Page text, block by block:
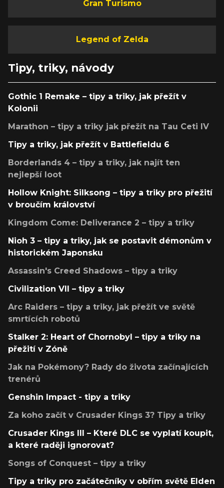
Gran Turismo
Legend of Zelda
Tipy, triky, návody
Gothic 1 Remake – tipy a triky, jak přežít v
Kolonii
Marathon – tipy a triky jak přežít na Tau Ceti IV
Tipy a triky, jak přežít v Battlefieldu 6
Borderlands 4 – tipy a triky, jak najít ten
nejlepší loot
Hollow Knight: Silksong – tipy a triky pro přežití
v broučím království
Kingdom Come: Deliverance 2 – tipy a triky
Nioh 3 – tipy a triky, jak se postavit démonům v
historickém Japonsku
Assassin's Creed Shadows – tipy a triky
Civilization VII – tipy a triky
Arc Raiders – tipy a triky, jak přežít ve světě
smrtících robotů
Stalker 2: Heart of Chornobyl – tipy a triky na
přežití v Zóně
Jak na Pokémony? Rady do života začínajících
trenérů
Genshin Impact - tipy a triky
Za koho začít v Crusader Kings 3? Tipy a triky
Crusader Kings III – Které DLC se vyplatí koupit,
a které raději ignorovat?
Songs of Conquest – tipy a triky
Tipy a triky pro začátečníky v obřím světě Elden